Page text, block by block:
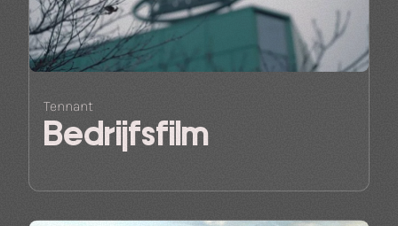
Tennant
Bedrijfsfilm